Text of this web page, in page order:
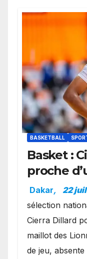
BASKETBALL
Basket :
proche
avec les
Dakar, 22 juil
sélection
Cierra Dillard
maillot des
de jeu,